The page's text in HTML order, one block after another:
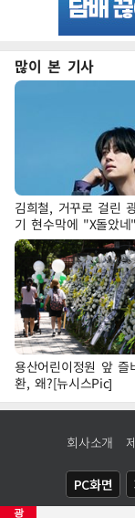
광
많이 본 기사
김희철, 거꾸로 걸린
기 현수막에 "X돌았네"
용산어린이정원 앞 즐
환, 왜?[뉴시스Pic]
회사소개
PC화면